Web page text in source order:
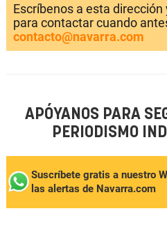
Escríbenos a esta
para contactar cuando
contacto@navarra.com
APÓYANOS PARA
PERIODISMO
Suscríbete gratis a nuestro
las alertas de Navarra.com